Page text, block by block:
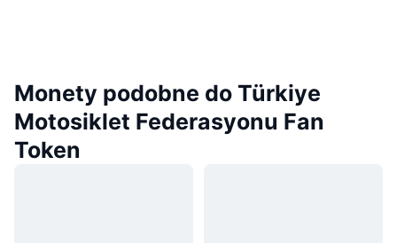
Monety podobne do Türkiye
Motosiklet Federasyonu Fan
Token